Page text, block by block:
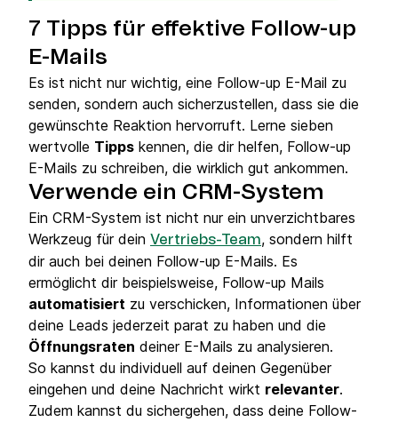
7 Tipps für effektive Follow-up
E-Mails
Es ist nicht nur wichtig, eine Follow-up E-Mail zu
senden, sondern auch sicherzustellen, dass sie die
gewünschte Reaktion hervorruft. Lerne sieben
wertvolle Tipps kennen, die dir helfen, Follow-up
E-Mails zu schreiben, die wirklich gut ankommen.
Verwende ein CRM-System
Ein CRM-System ist nicht nur ein unverzichtbares
Werkzeug für dein Vertriebs-Team, sondern hilft
dir auch bei deinen Follow-up E-Mails. Es
ermöglicht dir beispielsweise, Follow-up Mails
automatisiert zu verschicken, Informationen über
deine Leads jederzeit parat zu haben und die
Öffnungsraten deiner E-Mails zu analysieren.
So kannst du individuell auf deinen Gegenüber
eingehen und deine Nachricht wirkt relevanter.
Zudem kannst du sichergehen, dass deine Follow-